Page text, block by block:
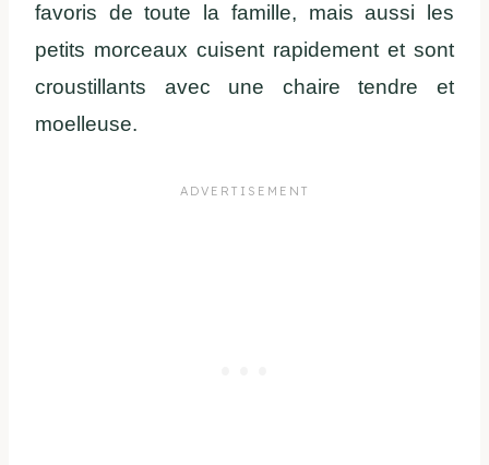
favoris de toute la famille, mais aussi les
petits morceaux cuisent rapidement et sont
croustillants avec une chaire tendre et
moelleuse.